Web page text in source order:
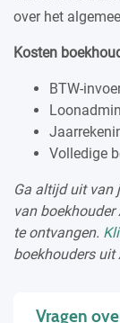
over het
Kosten
BTW-
Volledige
Ga altijd uit van
van
te ontvangen.
boekhouders uit
Vragen